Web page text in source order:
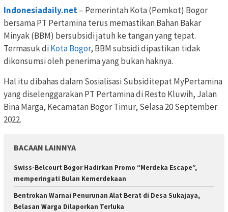
Indonesiadaily.net– Pemerintah Kota (Pemkot) Bogor
bersama PT Pertamina terus memastikan Bahan Bakar
Minyak (BBM) bersubsidi jatuh ke tangan yang tepat.
Termasuk diKota Bogor, BBM subsidi dipastikan tidak
dikonsumsi oleh penerima yang bukan haknya.
Hal itu dibahas dalam Sosialisasi Subsiditepat MyPertamina
yang diselenggarakan PT Pertamina di Resto Kluwih, Jalan
Bina Marga, Kecamatan Bogor Timur, Selasa 20 September
2022.
BACAAN LAINNYA
Swiss-Belcourt Bogor Hadirkan Promo “Merdeka Escape”,
memperingati Bulan Kemerdekaan
Bentrokan Warnai Penurunan Alat Berat di Desa Sukajaya,
Belasan Warga Dilaporkan Terluka